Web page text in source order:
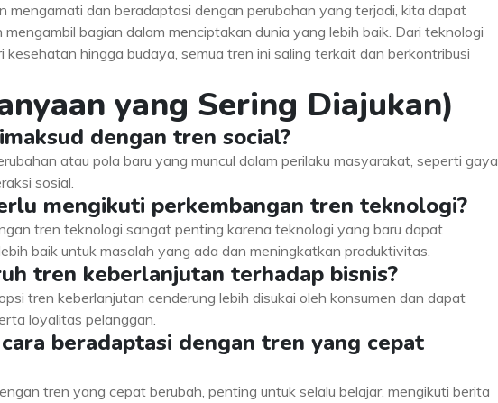
mengamati dan beradaptasi dengan perubahan yang terjadi, kita dapat
bagian dalam menciptakan dunia yang lebih baik. Dari teknologi
kesehatan hingga budaya, semua tren ini saling terkait dan berkontribusi
yang Sering Diajukan)
dengan tren social?
atau pola baru yang muncul dalam perilaku masyarakat, seperti gaya
sosial.
mengikuti perkembangan tren teknologi?
tren teknologi sangat penting karena teknologi yang baru dapat
baik untuk masalah yang ada dan meningkatkan produktivitas.
tren keberlanjutan terhadap bisnis?
tren keberlanjutan cenderung lebih disukai oleh konsumen dan dapat
loyalitas pelanggan.
beradaptasi dengan tren yang cepat
tren yang cepat berubah, penting untuk selalu belajar, mengikuti berita